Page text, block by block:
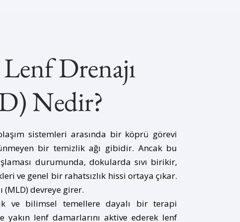
Drenajı
Nedir?
sistemleri arasında bir köprü görevi
bir temizlik ağı gibidir. Ancak bu
durumunda, dokularda sıvı birikir,
ve genel bir rahatsızlık hissi ortaya çıkar.
(MLD) devreye girer.
ve bilimsel temellere dayalı bir terapi
yakın lenf damarlarını aktive ederek lenf